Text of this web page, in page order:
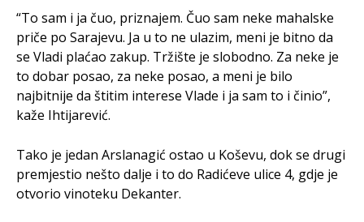
“To sam i ja čuo, priznajem. Čuo sam neke mahalske
priče po Sarajevu. Ja u to ne ulazim, meni je bitno da
se Vladi plaćao zakup. Tržište je slobodno. Za neke je
to dobar posao, za neke posao, a meni je bilo
najbitnije da štitim interese Vlade i ja sam to i činio”,
kaže Ihtijarević.
Tako je jedan Arslanagić ostao u Koševu, dok se drugi
premjestio nešto dalje i to do Radićeve ulice 4, gdje je
otvorio vinoteku Dekanter.